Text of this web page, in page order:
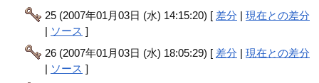
25 (2007年01月03日 (水) 14:15:20) [ 差分 |現在との差分
| ソース ]
26 (2007年01月03日 (水) 18:05:29) [ 差分 |現在との差分
| ソース ]